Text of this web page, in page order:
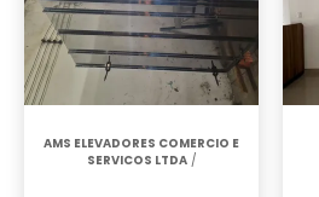
AMS ELEVADORES COMERCIO E
SERVICOS LTDA/